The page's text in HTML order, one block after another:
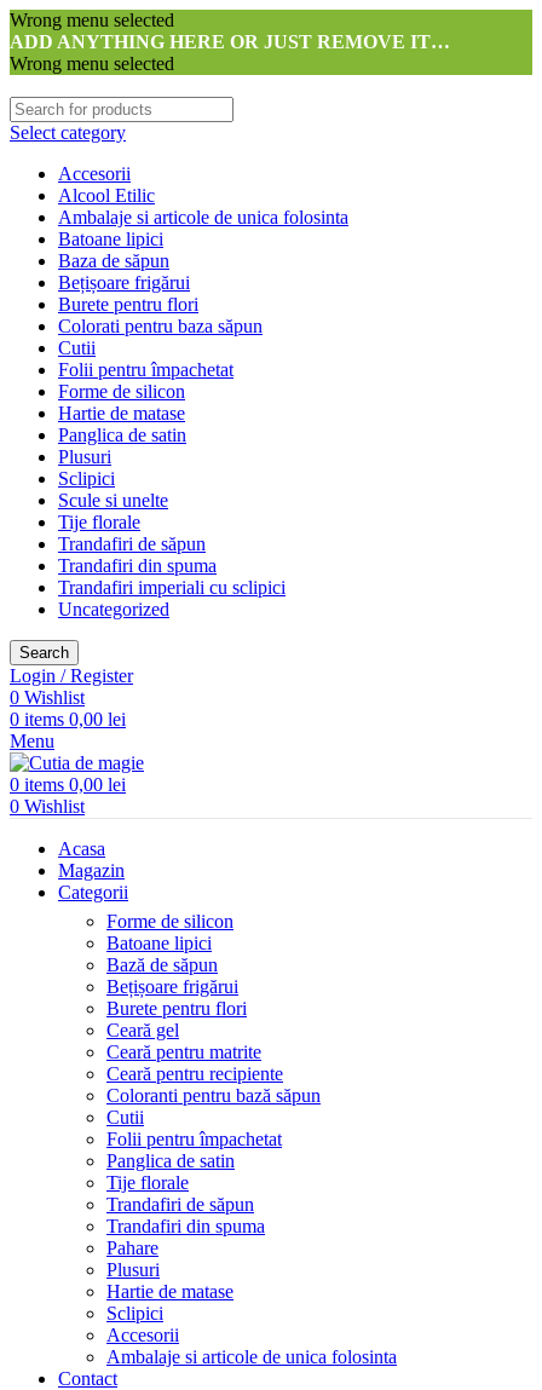
Wrong menu selected
ADD ANYTHING HERE OR JUST REMOVE IT…
Wrong menu selected
Select category
Accesorii
Alcool Etilic
Ambalaje si articole de unica folosinta
Batoane lipici
Baza de săpun
Bețișoare frigărui
Burete pentru flori
Colorati pentru baza săpun
Cutii
Folii pentru împachetat
Forme de silicon
Hartie de matase
Panglica de satin
Plusuri
Sclipici
Scule si unelte
Tije florale
Trandafiri de săpun
Trandafiri din spuma
Trandafiri imperiali cu sclipici
Uncategorized
Search
Login / Register
0 Wishlist
0 items 0,00 lei
Menu
0 items 0,00 lei
0 Wishlist
Acasa
Magazin
Categorii
Forme de silicon
Batoane lipici
Bază de săpun
Bețișoare frigărui
Burete pentru flori
Ceară gel
Ceară pentru matrite
Ceară pentru recipiente
Coloranti pentru bază săpun
Cutii
Folii pentru împachetat
Panglica de satin
Tije florale
Trandafiri de săpun
Trandafiri din spuma
Pahare
Plusuri
Hartie de matase
Sclipici
Accesorii
Ambalaje si articole de unica folosinta
Contact